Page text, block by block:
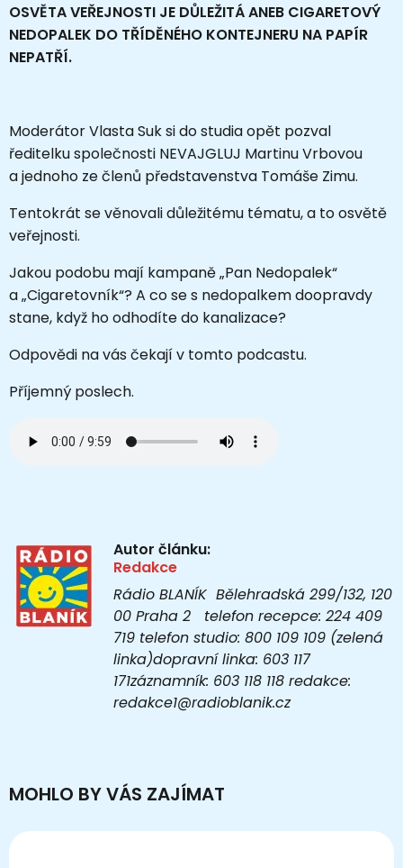
OSVĚTA VEŘEJNOSTI JE DŮLEŽITÁ ANEB CIGARETOVÝ
NEDOPALEK DO TŘÍDĚNÉHO KONTEJNERU NA PAPÍR
NEPATŘÍ.
Moderátor Vlasta Suk si do studia opět pozval
ředitelku společnosti NEVAJGLUJ Martinu Vrbovou
a jednoho ze členů představenstva Tomáše Zimu.
Tentokrát se věnovali důležitému tématu, a to osvětě
veřejnosti.
Jakou podobu mají kampaně „Pan Nedopalek“
a „Cigaretovník“? A co se s nedopalkem doopravdy
stane, když ho odhodíte do kanalizace?
Odpovědi na vás čekají v tomto podcastu.
Příjemný poslech.
Autor článku:
Redakce
Rádio BLANÍK Bělehradská 299/132, 120
00 Praha 2 telefon recepce: 224 409
719 telefon studio: 800 109 109 (zelená
linka)dopravní linka: 603 117
171záznamník: 603 118 118 redakce:
redakce1@radioblanik.cz
MOHLO BY VÁS ZAJÍMAT